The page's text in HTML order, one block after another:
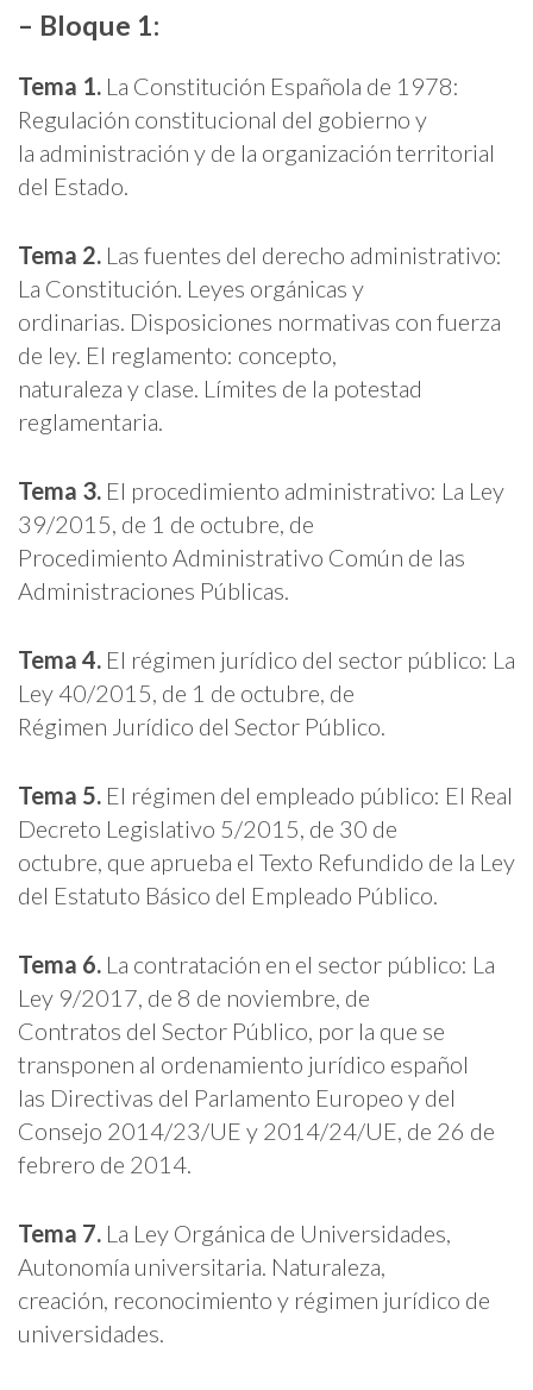
– Bloque 1:
Tema 1. La Constitución Española de 1978:
Regulación constitucional del gobierno y
la administración y de la organización territorial
del Estado.
Tema 2. Las fuentes del derecho administrativo:
La Constitución. Leyes orgánicas y
ordinarias. Disposiciones normativas con fuerza
de ley. El reglamento: concepto,
naturaleza y clase. Límites de la potestad
reglamentaria.
Tema 3. El procedimiento administrativo: La Ley
39/2015, de 1 de octubre, de
Procedimiento Administrativo Común de las
Administraciones Públicas.
Tema 4. El régimen jurídico del sector público: La
Ley 40/2015, de 1 de octubre, de
Régimen Jurídico del Sector Público.
Tema 5. El régimen del empleado público: El Real
Decreto Legislativo 5/2015, de 30 de
octubre, que aprueba el Texto Refundido de la Ley
del Estatuto Básico del Empleado Público.
Tema 6. La contratación en el sector público: La
Ley 9/2017, de 8 de noviembre, de
Contratos del Sector Público, por la que se
transponen al ordenamiento jurídico español
las Directivas del Parlamento Europeo y del
Consejo 2014/23/UE y 2014/24/UE, de 26 de
febrero de 2014.
Tema 7. La Ley Orgánica de Universidades,
Autonomía universitaria. Naturaleza,
creación, reconocimiento y régimen jurídico de
universidades.